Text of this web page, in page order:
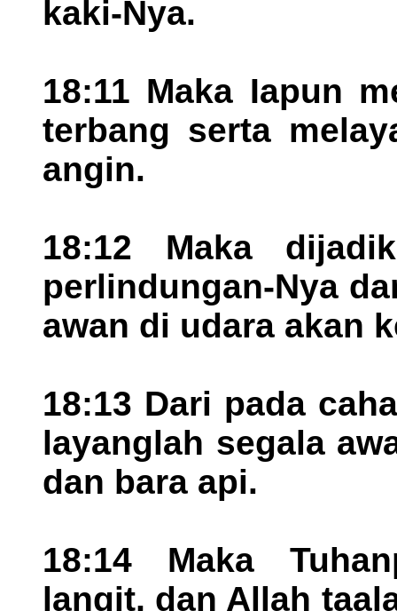
kaki-Nya.
18:11 Maka Iapun
terbang serta
angin.
18:12 Maka
perlindungan-Nya
awan di udara akan
18:13 Dari pada
layanglah segala
dan bara api.
18:14 Maka
langit, dan Allah